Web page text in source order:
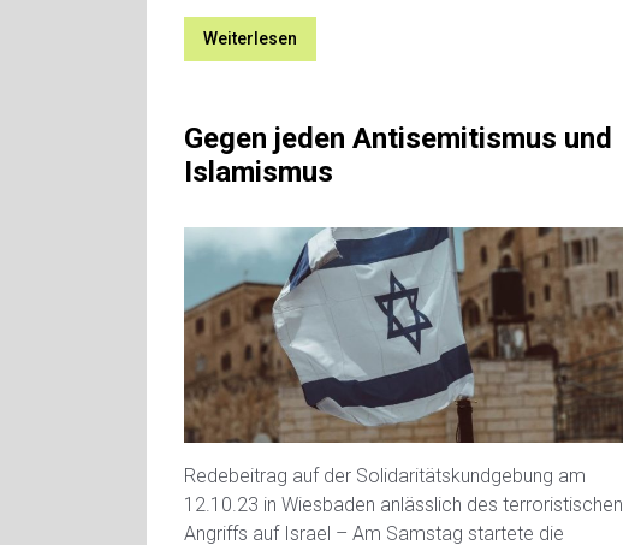
Weiterlesen
Gegen jeden Antisemitismus und
Islamismus
Redebeitrag auf der Solidaritätskundgebung am
12.10.23 in Wiesbaden anlässlich des terroristischen
Angriffs auf Israel – Am Samstag startete die